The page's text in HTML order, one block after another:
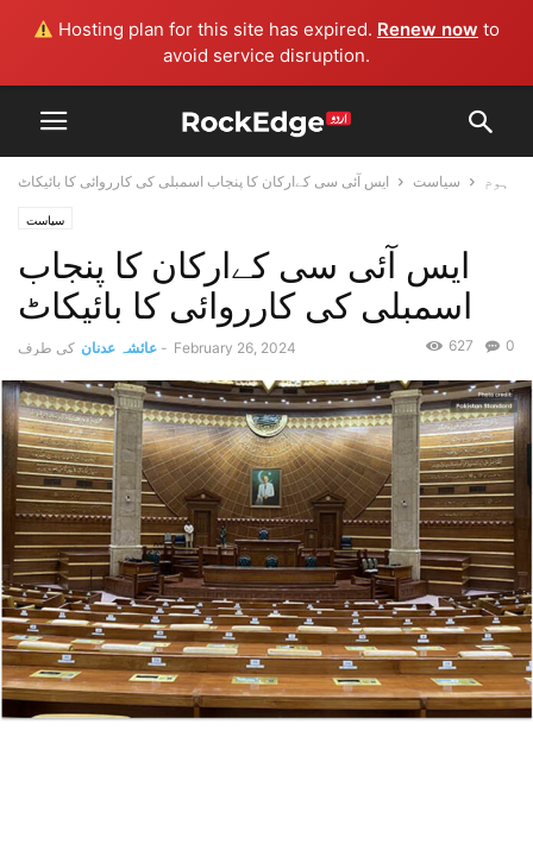
Hosting plan for this site has expired. Renew now to
avoid service disruption.
ہوم سیاست ایس آئی سی کےارکان کا پنجاب اسمبلی کی کارروائی کا بائیکاٹ
سیاست
ایس آئی سی کےارکان کا پنجاب
اسمبلی کی کارروائی کا بائیکاٹ
کی طرف عائشہ عدنان - February 26, 2024 0
627